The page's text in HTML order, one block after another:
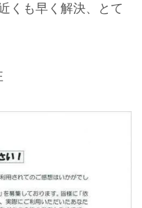
くも早く解決、とて